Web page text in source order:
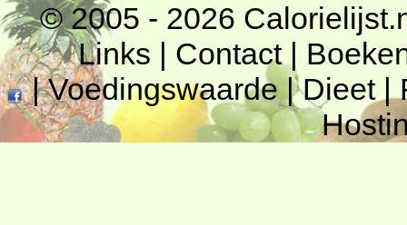
© 2005 - 2026
Links | Contact|
|Voedingswaarde|Dieet|